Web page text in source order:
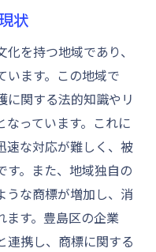
の基盤
かす方法
の考え方
組み込むか
成功要素
ランス
段と実践
的プロセス
の実践方法
状
を持つ地域であり、
います。この地域で
に関する法的知識やリ
なっています。これに
速な対応が難しく、被
す。また、地域独自の
うな商標が増加し、消
ます。豊島区の企業
連携し、商標に関する